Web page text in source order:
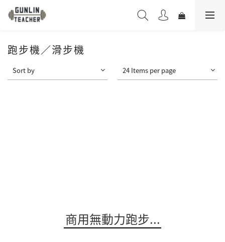
跑步機／滑步機
Sort by 24 Items per page
商用無動力跑步...